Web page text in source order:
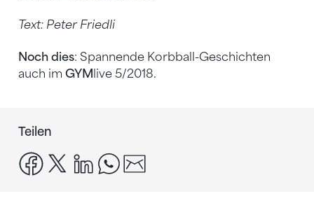
Text: Peter Friedli
Noch dies: Spannende Korbball-Geschichten
auch im GYM live 5/2018.
Teilen
facebook
x linkedinwhatsapp